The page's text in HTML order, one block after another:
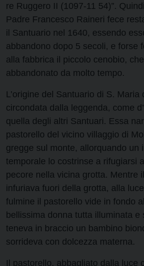
re Ruggero II (1097-11 54)”.
Padre Francesco Raineri fece
il Santuario nel 1640, essendo
abbandono dopo 5 secoli, e forse
alla fabbrica il piccolo cenobio,
abbandonato da molto tempo.
L’origine del Santuario di S. Maria
circondata dalla leggenda, come
quella degli altri Santuari. Essa
pastorello del vicino villaggio di
gregge sul monte, allorquando un
temporale lo costrinse a rifugiarsi
pecore nella vicina grotta. Mentre
infuriava fuori della grotta, alla
fulmine il pastorello vide in fondo
bellissima donna tutta illuminata e
teneva in braccio un bambino
sorrideva con dolcezza materna.
Il pastorello, abbagliato dalla luce